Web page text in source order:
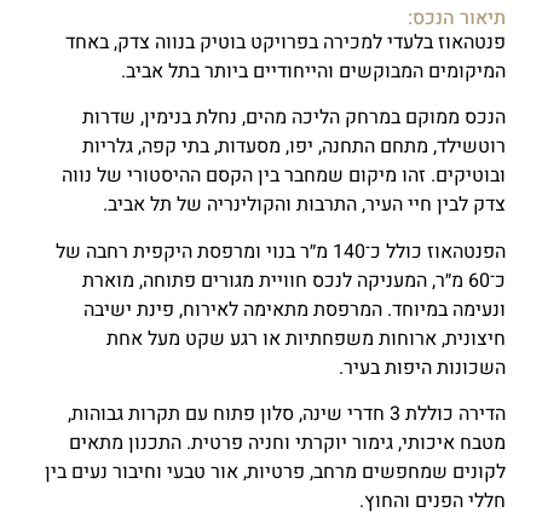
תיאור הנכס:
פנטהאוז בלעדי למכירה בפרויקט בוטיק בנווה צדק, באחד
המיקומים המבוקשים והייחודיים ביותר בתל אביב.
הנכס ממוקם במרחק הליכה מהים, נחלת בנימין, שדרות
רוטשילד, מתחם התחנה, יפו, מסעדות, בתי קפה, גלריות
ובוטיקים. זהו מיקום שמחבר בין הקסם ההיסטורי של נווה
צדק לבין חיי העיר, התרבות והקולינריה של תל אביב.
הפנטהאוז כולל כ־140 מ״ר בנוי ומרפסת היקפית רחבה של
כ־60 מ״ר, המעניקה לנכס חוויית מגורים פתוחה, מוארת
ונעימה במיוחד. המרפסת מתאימה לאירוח, פינת ישיבה
חיצונית, ארוחות משפחתיות או רגע שקט מעל אחת
השכונות היפות בעיר.
הדירה כוללת 3 חדרי שינה, סלון פתוח עם תקרות גבוהות,
מטבח איכותי, גימור יוקרתי וחניה פרטית. התכנון מתאים
לקונים שמחפשים מרחב, פרטיות, אור טבעי וחיבור נעים בין
חללי הפנים והחוץ.